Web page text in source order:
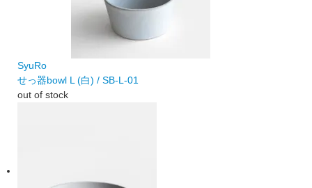
SyuRo
せっ器bowl L (白) / SB-L-01
out of stock